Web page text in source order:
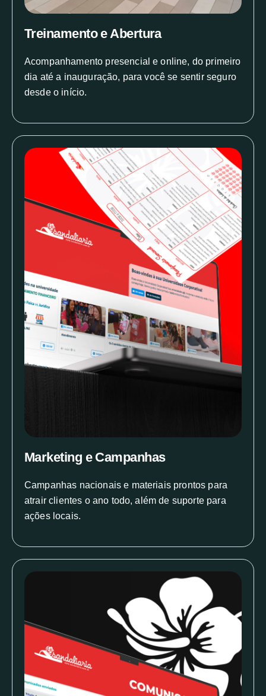
Treinamento e Abertura
Acompanhamento presencial e online, do primeiro
dia até a inauguração, para você se sentir seguro
desde o início.
Marketing e Campanhas
Campanhas nacionais e materiais prontos para
atrair clientes o ano todo, além de suporte para
ações locais.